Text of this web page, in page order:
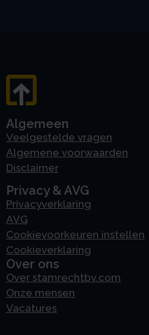
Algemeen
Veelgestelde vragen
Algemene voorwaarden
Disclaimer
Privacy & AVG
Privacyverklaring
AVG
Cookievoorkeuren instellen
Cookieverklaring
Over ons
Over stamrechtbv.com
Onze mensen
Vacatures